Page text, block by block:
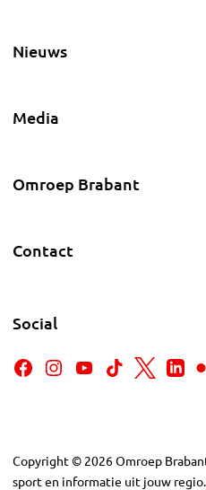
Nieuws
Media
Omroep Brabant
Contact
Social
Copyright © 2026Omroep
sport en informatie uit jouw regio.